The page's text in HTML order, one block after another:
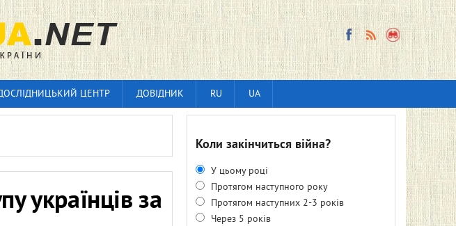
ЦЕНТР ДОВІДНИК RU UA
українців за
Коли закінчиться війна?
У цьому році
Протягом наступного року
Протягом наступних 2-3 років
Через 5 років